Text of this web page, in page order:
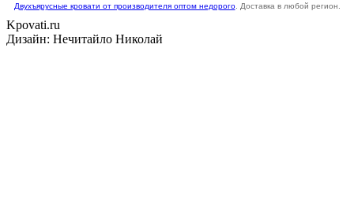
Двухъярусные кровати от производителя оптом недорого. Доставка в любой регион.
Kpovati.ru
Дизайн: Нечитайло Николай